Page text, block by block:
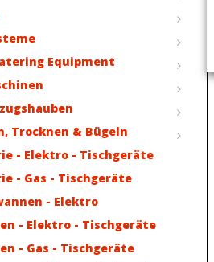
Equipment
Trocknen & Bügeln
- Elektro - Tischgeräte
- Gas - Tischgeräte
- Elektro
- Elektro - Tischgeräte
- Gas - Tischgeräte